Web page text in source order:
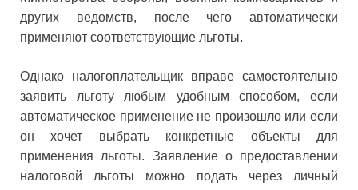
других ведомств, после чего автоматически
применяют соответствующие льготы.
Однако налогоплательщик вправе самостоятельно
заявить льготу любым удобным способом, если
автоматическое применение не произошло или если
он хочет выбрать конкретные объекты для
применения льготы. Заявление о предоставлении
налоговой льготы можно подать через личный